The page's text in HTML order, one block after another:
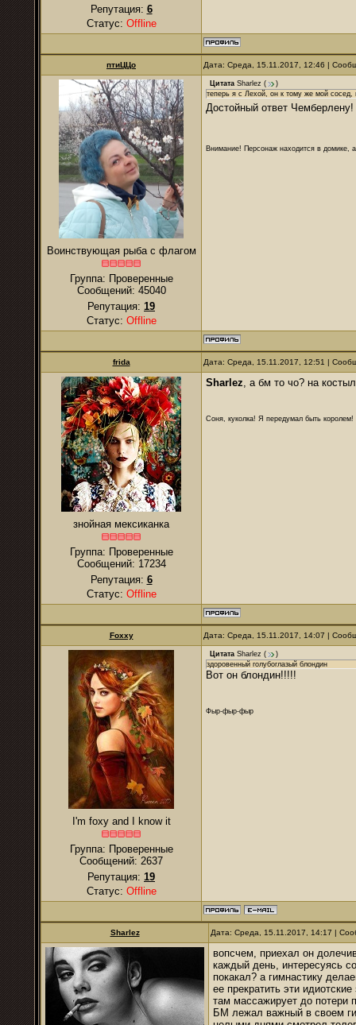
Репутация: 6
Статус: Offline
птиЦЦо Дата: Среда, 15.11.2017, 12:46 |
Воинствующая рыба с флагом
Группа: Проверенные
Сообщений: 45040
Репутация: 19
Статус: Offline
Цитата Sharlez (
)
теперь я с Лехой, он к тому же мой сосед,
Достойный ответ
Внимание! Персонаж находится в домике,
frida Дата: Среда, 15.11.2017, 12:51 |
знойная мексиканка
Группа: Проверенные
Сообщений: 17234
Репутация: 6
Статус: Offline
Sharlez, а бм то чо? на
Соня, куколка! Я передумал быть
Foxxy Дата: Среда, 15.11.2017, 14:07 |
I'm foxy and I know it
Группа: Проверенные
Сообщений: 2637
Репутация: 19
Статус: Offline
Цитата Sharlez (
)
здоровенный голубоглазый блондин
Вот он блондин!!!!!
Фыр-фыр-фыр
Sharlez Дата: Среда, 15.11.2017, 14:17 |
вопсчем, приехал он
каждый день, интересуясь
покакал? а гимнастику
ее прекратить эти
там массажирует до потери
БМ лежал важный в своем